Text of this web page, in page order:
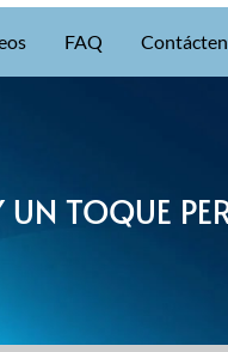
FAQ
UN TOQUE